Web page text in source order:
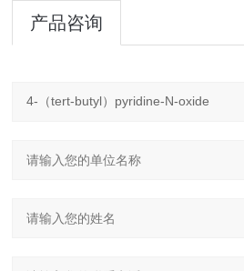
产品咨询